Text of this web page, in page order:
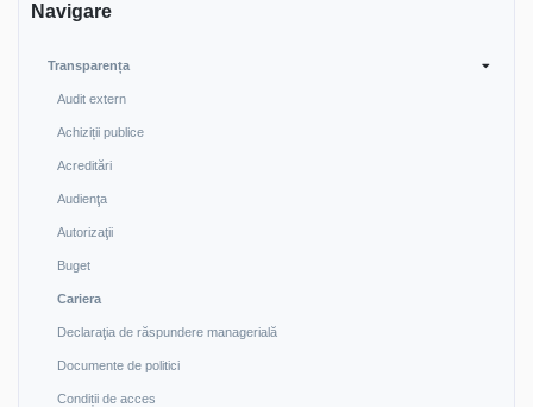
Navigare
Transparența
Audit extern
Achiziții publice
Acreditări
Audienţa
Autorizaţii
Buget
Cariera
Declaraţia de răspundere managerială
Documente de politici
Condiții de acces